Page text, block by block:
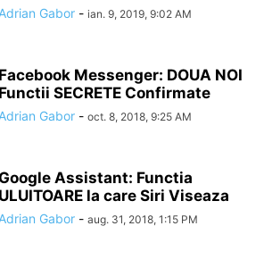
Adrian Gabor - ian. 9, 2019, 9:02 AM
Facebook Messenger: DOUA NOI
Functii SECRETE Confirmate
Adrian Gabor - oct. 8, 2018, 9:25 AM
Assistant: Functia
ULUITOARE la care Siri Viseaza
Adrian Gabor - aug. 31, 2018, 1:15 PM